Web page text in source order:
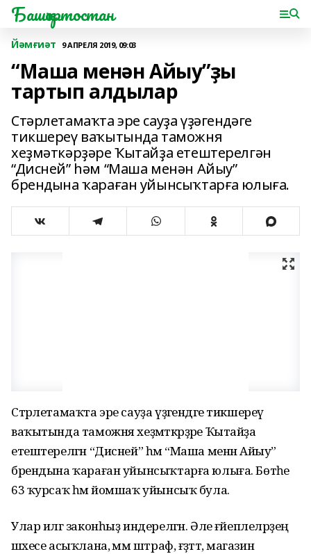
Башҡортостан
Йәмғиәт 9 АПРЕЛЯ 2019, 09:03
“Маша менән Айыу”ҙы
тартып алдылар
Стәрлетамаҡта эре сауҙа үҙәгендәге
тикшереү ваҡытында таможня
хеҙмәткәрҙәре Ҡытайҙа етештерелгән
“Дисней” һәм “Маша менән Айыу”
брендына ҡараған уйынсыҡтарға юлыға.
Стәрлетамаҡта эре сауҙа үҙәгендәге тикшереү
ваҡытында таможня хеҙмәткәрҙәре Ҡытайҙа
етештерелгән “Дисней” һәм “Маша менән Айыу”
брендына ҡараған уйынсыҡтарға юлыға. Бөтәһе
63 ҡурсаҡ һәм йомшаҡ уйынсыҡ була.
Улар илгә законһыҙ индерелгән. Әле ғәйеплеләрҙең
шәхесе асыҡлана, әммә штраф, ғәҙәттә, магазин